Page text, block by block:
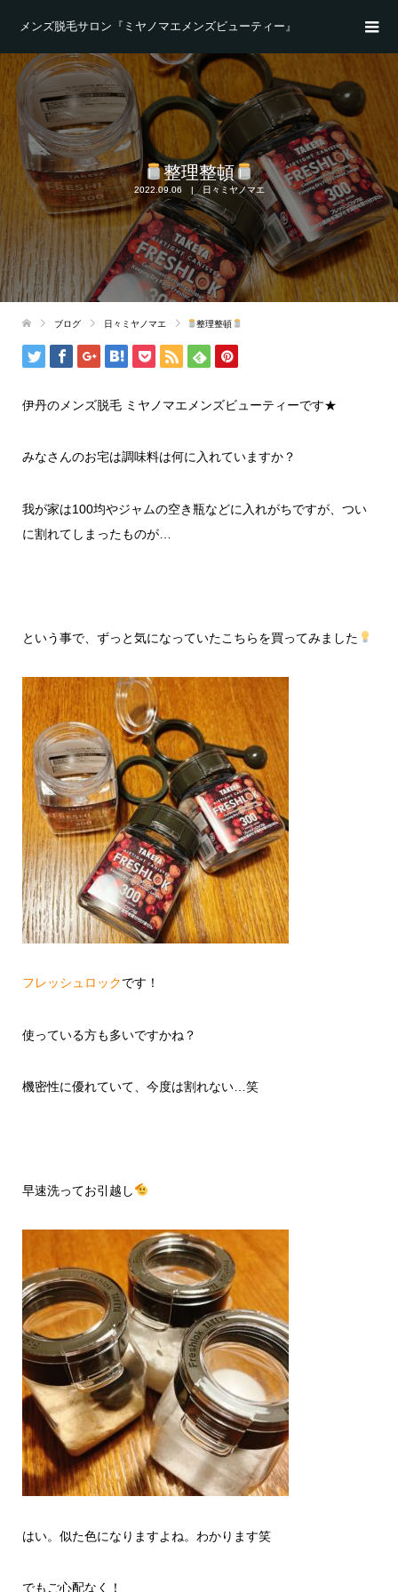
メンズ脱毛サロン『ミヤノマエメンズビューティー』
整理整頓
2022.09.06 日々ミヤノマエ
ブログ 日々ミヤノマエ 整理整頓
伊丹のメンズ脱毛 ミヤノマエメンズビューティーです★
みなさんのお宅は調味料は何に入れていますか？
我が家は100均やジャムの空き瓶などに入れがちですが、つい
に割れてしまったものが…
という事で、ずっと気になっていたこちらを買ってみました
フレッシュロックです！
使っている方も多いですかね？
機密性に優れていて、今度は割れない…笑
早速洗ってお引越し
はい。似た色になりますよね。わかります笑
でもご心配なく！